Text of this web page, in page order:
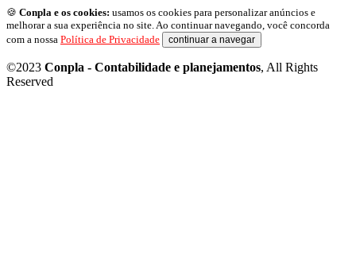
🍪 Conpla e os cookies: usamos os cookies para personalizar anúncios e
melhorar a sua experiência no site. Ao continuar navegando, você concorda
com a nossa Política de Privacidade continuar a navegar
©2023 Conpla - Contabilidade e planejamentos, All Rights
Reserved